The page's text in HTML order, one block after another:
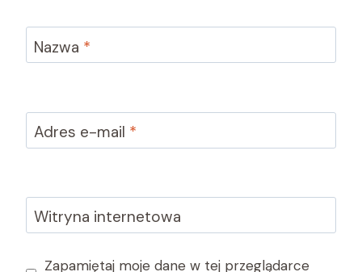
Nazwa *
Adres e-mail *
Witryna internetowa
Zapamiętaj moje dane w tej przeglądarce